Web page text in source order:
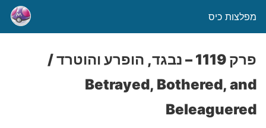
מפלצות כיס
פרק 1119 – נבגד, הופרע והוטרד /
Betrayed, Bothered, and
Beleaguered